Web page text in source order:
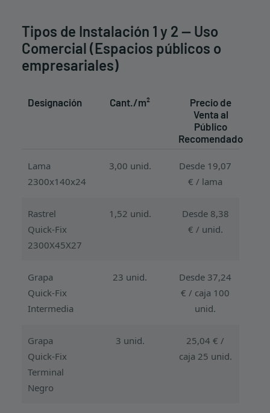
Tipos de Instalación 1 y 2 — Uso
Comercial (Espacios públicos o
empresariales)
Designación Cant./m²
Precio de
Venta al
Público
Recomendado
Lama
2300x140x24
3,00 unid.
Desde 19,07
€ / lama
Rastrel
Quick-Fix
2300X45X27
1,52 unid.
Desde 8,38
€ / unid.
Grapa
Quick-Fix
Intermedia
23 unid.
Desde 37,24
€ / caja 100
unid.
Grapa
Quick-Fix
Terminal
Negro
3 unid.
25,04 € /
caja 25 unid.